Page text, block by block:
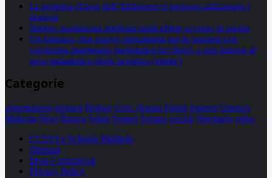
La proteina chiave dell’Alzheimer si propaga utilizzando i
neuroni
Statine: inutilmente attribuiti molti effetti avversi, lo studio
Un farmaco, due nuove opportunità per le pazienti con
carcinoma mammario metastatico hr+/her2- e con tumore al
seno metastatico triplo negativo (mtnbc)
Categorie
alimentazione biologia Biology Com. Stampa Epatiti featured Genetica
Medicina News Ricerca Salute Science Scienza vaccini Veterinaria video
CCSVI e Sclerosi Multipla
Sitemap
Invia Comunicati
Privacy Policy